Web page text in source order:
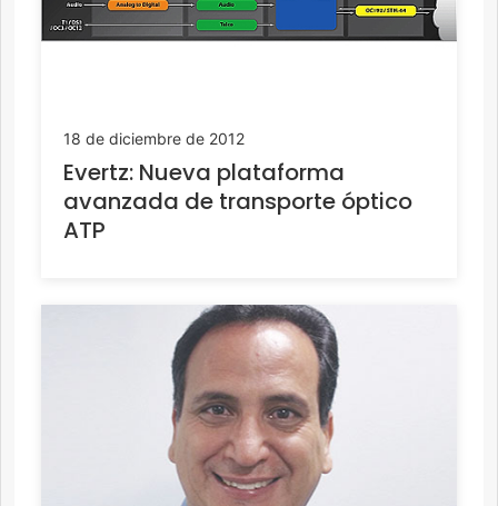
18 de diciembre de 2012
Evertz: Nueva plataforma
avanzada de transporte óptico
ATP